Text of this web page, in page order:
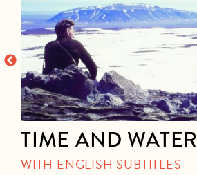
TIME AND WATER
WITH ENGLISH SUBTITLES